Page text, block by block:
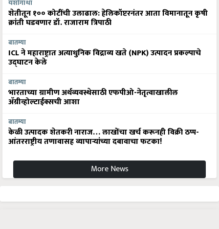
यशोगाथा
शेतीतून १०० कोटींची उलाढाल: हेलिकॉप्टरनंतर आता विमानातून कृषी
क्रांती घडवणार डॉ. राजाराम त्रिपाठी
बातम्या
ICL ने महाराष्ट्रात अत्याधुनिक विद्राव्य खते (NPK) उत्पादन प्रकल्पाचे
उद्घाटन केले
बातम्या
भारताच्या ग्रामीण अर्थव्यवस्थेसाठी एफपीओ-नेतृत्वाखालील
अ‍ॅग्रीव्होल्टाईक्सची आशा
बातम्या
केळी उत्पादक शेतकरी नाराज… लाखोंचा खर्च करूनही विक्री ठप्प-
आंतरराष्ट्रीय तणावासह व्यापाऱ्यांच्या दबावाचा फटका!
More News